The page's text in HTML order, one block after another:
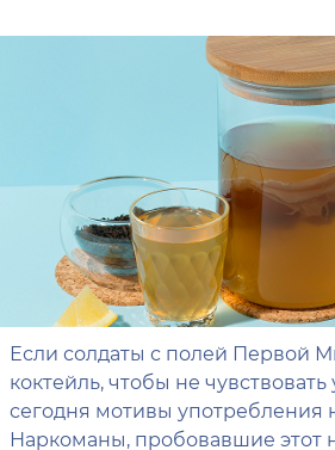
Если солдаты с полей Первой
коктейль, чтобы не чувствовать
сегодня мотивы употребления
Наркоманы, пробовавшие этот